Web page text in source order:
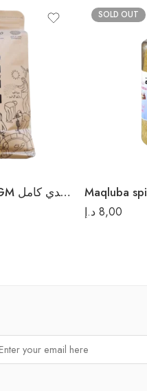
Barely Flour 1000 GM طحين شعير بلدي كامل
SOLD OUT
8,00 د.إ